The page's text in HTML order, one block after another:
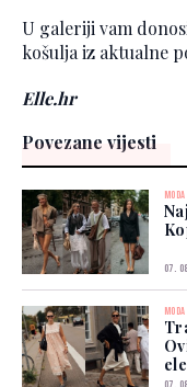
U galeriji vam
košulja iz aktualne
Elle.hr
Povezane vijesti
MODA
07.
MODA